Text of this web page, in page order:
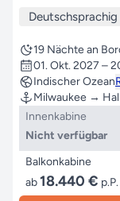
Deutschsprachig
19 Nächte an
01. Okt. 2027 –
Indischer Ozean
Milwaukee →
Innenkabine
Nicht verfügbar
Balkonkabine
ab18.440 € p.P.